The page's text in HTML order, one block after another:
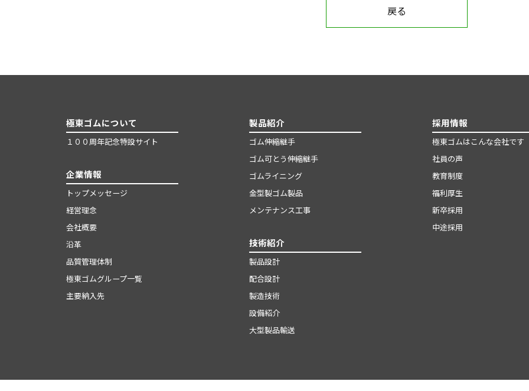
戻る
極東ゴムについて
１００周年記念特設サイト
企業情報
トップメッセージ
経営理念
会社概要
沿革
品質管理体制
極東ゴムグループ一覧
主要納入先
製品紹介
ゴム伸縮継手
ゴム可とう伸縮継手
ゴムライニング
金型製ゴム製品
メンテナンス工事
技術紹介
製品設計
配合設計
製造技術
設備紹介
大型製品輸送
採用情報
極東ゴムはこんな会社です
社員の声
教育制度
福利厚生
新卒採用
中途採用